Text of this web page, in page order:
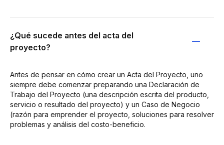
¿Qué sucede antes del acta del
proyecto?
Antes de pensar en cómo crear un Acta del Proyecto, uno
siempre debe comenzar preparando una Declaración de
Trabajo del Proyecto (una descripción escrita del producto,
servicio o resultado del proyecto) y un Caso de Negocio
(razón para emprender el proyecto, soluciones para resolver
problemas y análisis del costo-beneficio.